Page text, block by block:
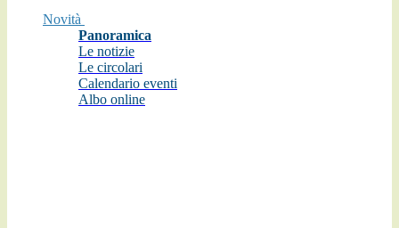
Novità
Panoramica
Le notizie
Le circolari
Calendario eventi
Albo online